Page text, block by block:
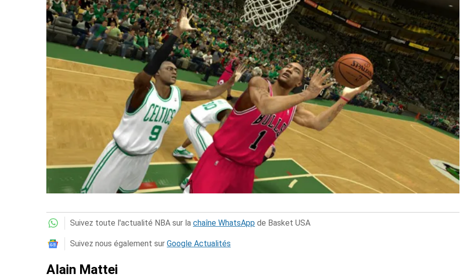
Suivez toute l'actualité NBA sur la chaîne WhatsApp de Basket USA
Suivez nous également sur Google Actualités
Alain Mattei